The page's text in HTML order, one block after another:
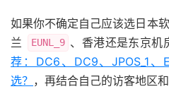
如果你不确定自己应该选日本
兰
EUNL_9 、香港还是东京机
荐：DC6、DC9、JPOS_1
选？ ，再结合自己的访客地区和